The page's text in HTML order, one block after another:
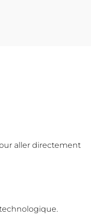
aller directement